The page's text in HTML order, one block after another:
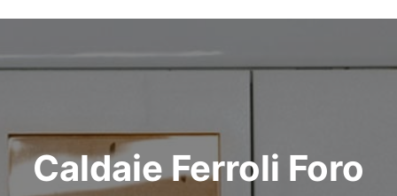
Caldaie Ferroli Foro